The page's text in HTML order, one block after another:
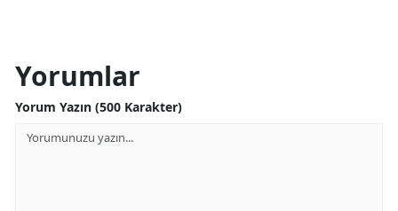
Yorumlar
Yorum Yazın (500 Karakter)